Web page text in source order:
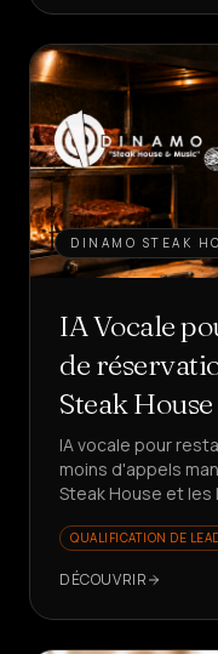
DINAMO STEAK
IA Vocale
de
Steak House
IA vocale pour
moins d'appels
Steak House et les
QUALIFICATION DE
DÉCOUVRIR